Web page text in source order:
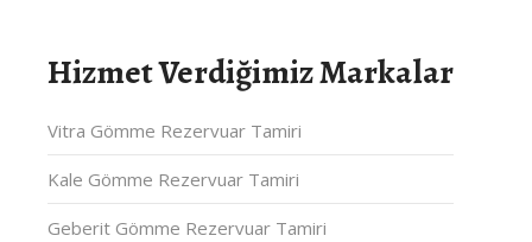
Hizmet Verdiğimiz Markalar
Vitra Gömme Rezervuar Tamiri
Kale Gömme Rezervuar Tamiri
Geberit Gömme Rezervuar Tamiri